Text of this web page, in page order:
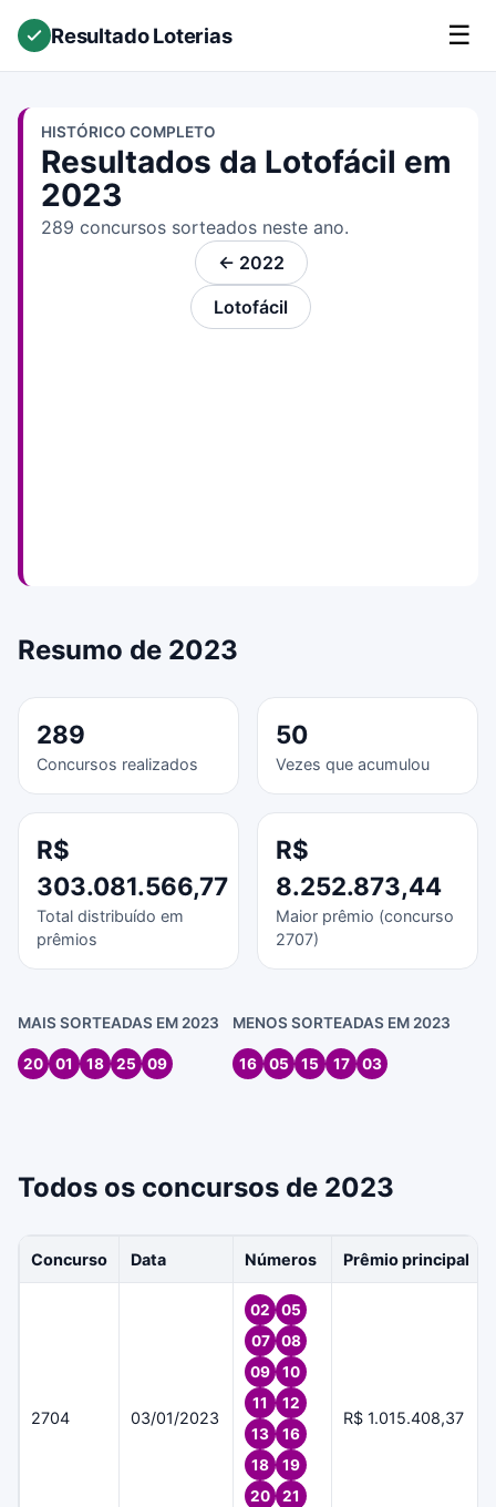
Resultado Loterias ☰
HISTÓRICO COMPLETO
Resultados da Lotofácil em
2023
289 concursos sorteados neste ano.
← 2022
Lotofácil
Resumo de 2023
289
Concursos realizados
50
Vezes que acumulou
R$
303.081.566,77
Total distribuído em
prêmios
R$
8.252.873,44
Maior prêmio (concurso
2707)
MAIS SORTEADAS EM 2023
20 01 18 25 09
MENOS SORTEADAS EM 2023
16 05 15 17 03
Todos os concursos de 2023
Concurso Data Números Prêmio principal
2704 03/01/2023
02
05
07
08
09
10
11
12
13
16
18
19
20
21
R$ 1.015.408,37